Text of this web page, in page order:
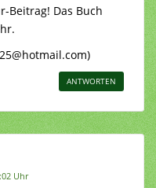
Beitrag! Das Buch
ANTWORTEN
Uhr